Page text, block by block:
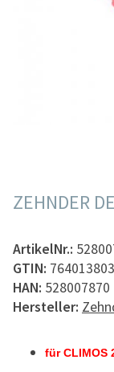
ZEHNDER
ArtikelNr.:
GTIN:
HAN: 528007870
Hersteller:
für CLIMOS